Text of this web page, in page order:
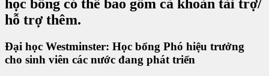
học bổng có thể bao gồm cả khoản tài trợ/
hỗ trợ thêm.
Đại học Westminster: Học bổng Phó hiệu trưởng
cho sinh viên các nước đang phát triển